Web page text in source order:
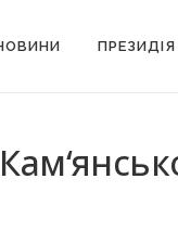
ПРЕЗИДІЯ